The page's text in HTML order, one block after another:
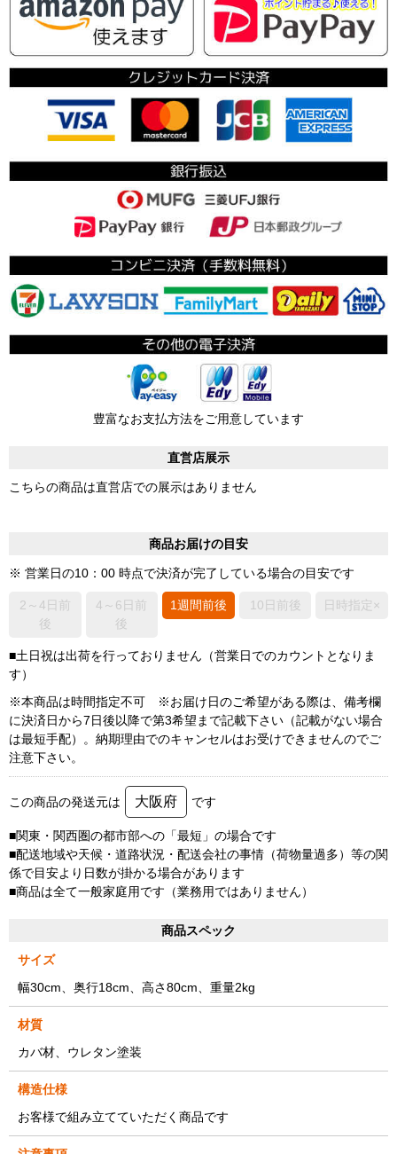
豊富なお支払方法をご用意しています
直営店展示
こちらの商品は直営店での展示はありません
商品お届けの目安
※ 営業日の10：00 時点で決済が完了している場合の目安です
2～4日前
後
4～6日前
後
1週間前後 10日前後 日時指定×
■土日祝は出荷を行っておりません（営業日でのカウントとなりま
す）
※本商品は時間指定不可 ※お届け日のご希望がある際は、備考欄
に決済日から7日後以降で第3希望まで記載下さい（記載がない場合
は最短手配）。納期理由でのキャンセルはお受けできませんのでご
注意下さい。
この商品の発送元は 大阪府 です
■関東・関西圏の都市部への「最短」の場合です
■配送地域や天候・道路状況・配送会社の事情（荷物量過多）等の関
係で目安より日数が掛かる場合があります
■商品は全て一般家庭用です（業務用ではありません）
商品スペック
サイズ
幅30cm、奥行18cm、高さ80cm、重量2kg
材質
カバ材、ウレタン塗装
構造仕様
お客様で組み立てていただく商品です